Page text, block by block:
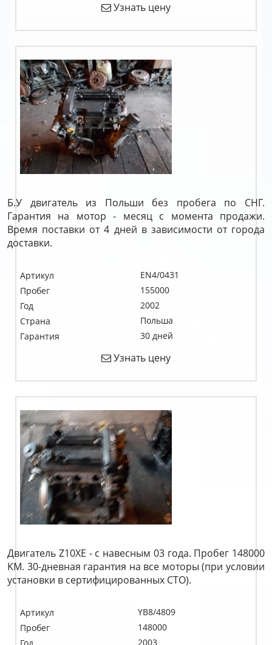
Узнать цену
Б.У двигатель из Польши без пробега по СНГ.
Гарантия на мотор - месяц с момента продажи.
Время поставки от 4 дней в зависимости от города
доставки.
Артикул
EN4/0431
Пробег
155000
Год
2002
Страна
Польша
Гарантия
30 дней
Узнать цену
Двигатель Z10XE - с навесным 03 года. Пробег 148000
KM. 30-дневная гарантия на все моторы (при условии
установки в сертифицированных СТО).
Артикул
YB8/4809
Пробег
148000
2003